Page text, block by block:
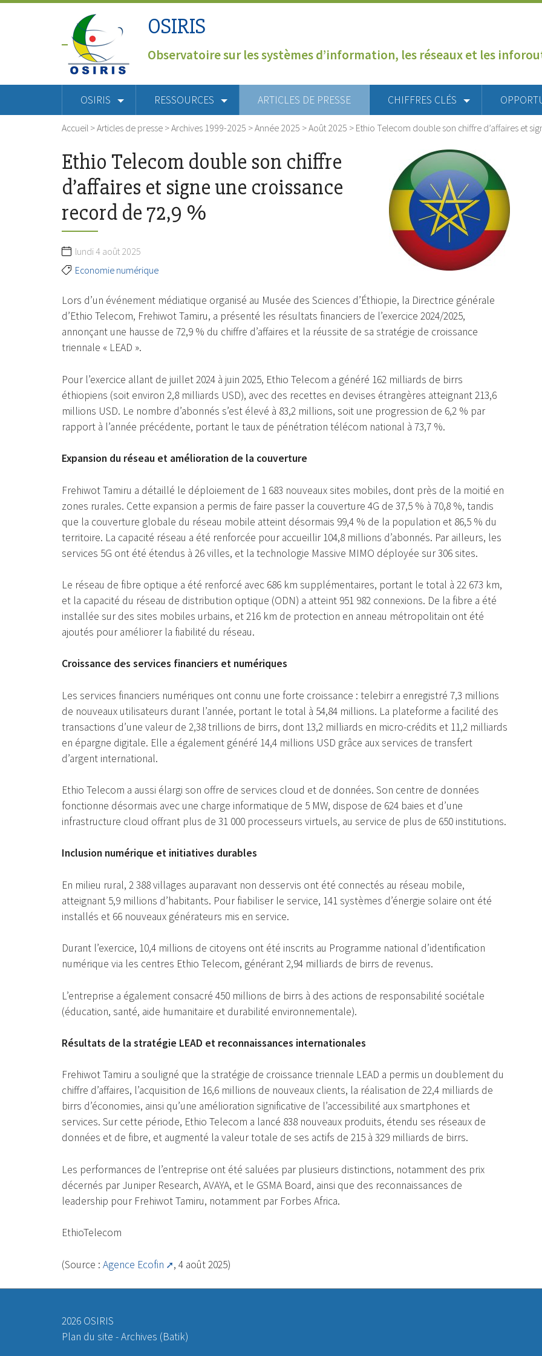
OSIRIS
Observatoire sur les systèmes d’information, les réseaux et les
OSIRIS RESSOURCES ARTICLES DE PRESSE CHIFFRES CLÉS
Accueil >Articles de presse >Archives 1999-2025 >Année 2025 >Août 2025 > Ethio Telecom double son chiffre d’affaires et
Ethio Telecom double son chiffre
d’affaires et signe une croissance
record de 72,9 %
lundi 4 août 2025
Economie numérique
Lors d’un événement médiatique organisé au Musée des Sciences d’Éthiopie, la Directrice générale
d’Ethio Telecom, Frehiwot Tamiru, a présenté les résultats financiers de l’exercice 2024/2025,
annonçant une hausse de 72,9 % du chiffre d’affaires et la réussite de sa stratégie de croissance
triennale « LEAD ».
Pour l’exercice allant de juillet 2024 à juin 2025, Ethio Telecom a généré 162 milliards de birrs
éthiopiens (soit environ 2,8 milliards USD), avec des recettes en devises étrangères atteignant 213,6
millions USD. Le nombre d’abonnés s’est élevé à 83,2 millions, soit une progression de 6,2 % par
rapport à l’année précédente, portant le taux de pénétration télécom national à 73,7 %.
Expansion du réseau et amélioration de la couverture
Frehiwot Tamiru a détaillé le déploiement de 1 683 nouveaux sites mobiles, dont près de la moitié en
zones rurales. Cette expansion a permis de faire passer la couverture 4G de 37,5 % à 70,8 %, tandis
que la couverture globale du réseau mobile atteint désormais 99,4 % de la population et 86,5 % du
territoire. La capacité réseau a été renforcée pour accueillir 104,8 millions d’abonnés. Par ailleurs, les
services 5G ont été étendus à 26 villes, et la technologie Massive MIMO déployée sur 306 sites.
Le réseau de fibre optique a été renforcé avec 686 km supplémentaires, portant le total à 22 673 km,
et la capacité du réseau de distribution optique (ODN) a atteint 951 982 connexions. De la fibre a été
installée sur des sites mobiles urbains, et 216 km de protection en anneau métropolitain ont été
ajoutés pour améliorer la fiabilité du réseau.
Croissance des services financiers et numériques
Les services financiers numériques ont connu une forte croissance : telebirr a enregistré 7,3 millions
de nouveaux utilisateurs durant l’année, portant le total à 54,84 millions. La plateforme a facilité des
transactions d’une valeur de 2,38 trillions de birrs, dont 13,2 milliards en micro-crédits et 11,2 milliards
en épargne digitale. Elle a également généré 14,4 millions USD grâce aux services de transfert
d’argent international.
Ethio Telecom a aussi élargi son offre de services cloud et de données. Son centre de données
fonctionne désormais avec une charge informatique de 5 MW, dispose de 624 baies et d’une
infrastructure cloud offrant plus de 31 000 processeurs virtuels, au service de plus de 650 institutions.
Inclusion numérique et initiatives durables
En milieu rural, 2 388 villages auparavant non desservis ont été connectés au réseau mobile,
atteignant 5,9 millions d’habitants. Pour fiabiliser le service, 141 systèmes d’énergie solaire ont été
installés et 66 nouveaux générateurs mis en service.
Durant l’exercice, 10,4 millions de citoyens ont été inscrits au Programme national d’identification
numérique via les centres Ethio Telecom, générant 2,94 milliards de birrs de revenus.
L’entreprise a également consacré 450 millions de birrs à des actions de responsabilité sociétale
(éducation, santé, aide humanitaire et durabilité environnementale).
Résultats de la stratégie LEAD et reconnaissances internationales
Frehiwot Tamiru a souligné que la stratégie de croissance triennale LEAD a permis un doublement du
chiffre d’affaires, l’acquisition de 16,6 millions de nouveaux clients, la réalisation de 22,4 milliards de
birrs d’économies, ainsi qu’une amélioration significative de l’accessibilité aux smartphones et
services. Sur cette période, Ethio Telecom a lancé 838 nouveaux produits, étendu ses réseaux de
données et de fibre, et augmenté la valeur totale de ses actifs de 215 à 329 milliards de birrs.
Les performances de l’entreprise ont été saluées par plusieurs distinctions, notamment des prix
décernés par Juniper Research, AVAYA, et le GSMA Board, ainsi que des reconnaissances de
leadership pour Frehiwot Tamiru, notamment par Forbes Africa.
EthioTelecom
(Source : Agence Ecofin , 4 août 2025)
2026 OSIRIS
Plan du site -Archives (Batik)